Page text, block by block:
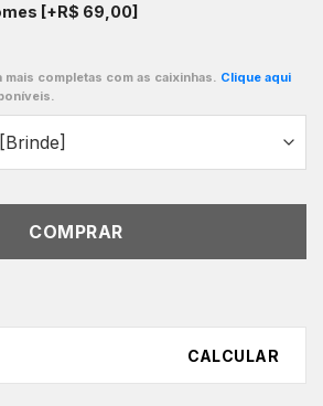
[+R$ 69,00]
mais completas com as caixinhas. Clique aqui
COMPRAR
CALCULAR